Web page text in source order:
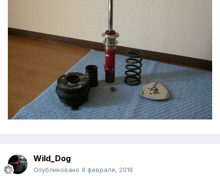
Wild_Dog
Опубликовано 9 февраля, 2016